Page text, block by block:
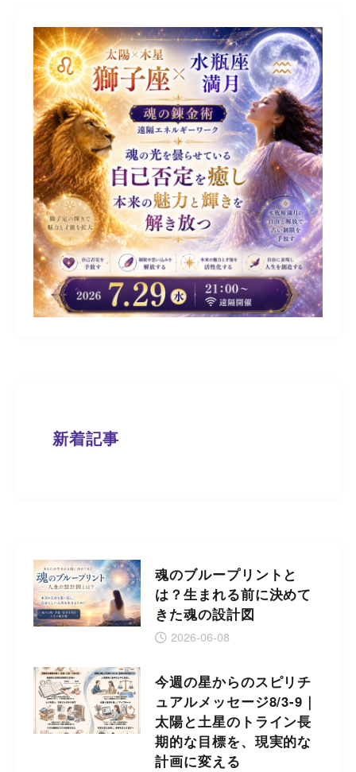
新着記事
魂のブループリントと
は？生まれる前に決めて
きた魂の設計図
2026-06-08
今週の星からのスピリチ
ュアルメッセージ8/3-9｜
太陽と土星のトライン長
期的な目標を、現実的な
計画に変える